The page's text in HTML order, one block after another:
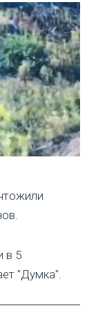
в 5
"Думка".